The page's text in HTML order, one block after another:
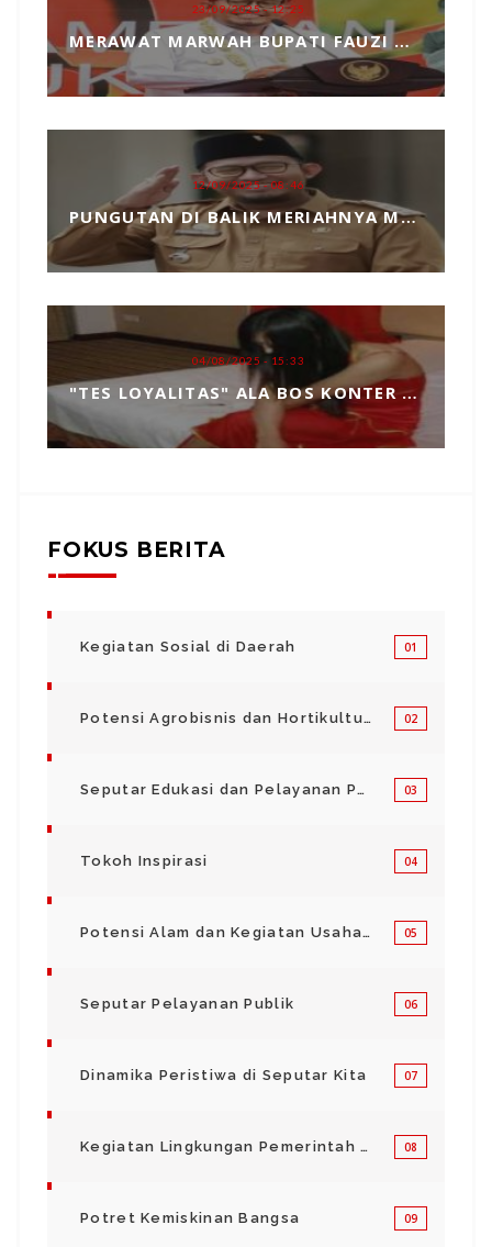
23/09/2025 - 12:25
MERAWAT MARWAH BUPATI FAUZI DARI TANGAN JAHIL PENYELENGGARA EVENT MCF 2025
12/09/2025 - 08:46
PUNGUTAN DI BALIK MERIAHNYA MADURA CULTURE FESTIVAL 2025 RP739 JUTA DAN PENGKHIANATAN TERHADAP BUPATI FAUZI
04/08/2025 - 15:33
"TES LOYALITAS" ALA BOS KONTER HP, TOPENG MANIPULASI BERKEDOK KEPERCAYAAN
FOKUS BERITA
Kegiatan Sosial di Daerah 01
Potensi Agrobisnis dan Hortikultura 02
Seputar Edukasi dan Pelayanan Pendidikan 03
Tokoh Inspirasi 04
Potensi Alam dan Kegiatan Usaha Kecil Menegah 05
Seputar Pelayanan Publik 06
Dinamika Peristiwa di Seputar Kita 07
Kegiatan Lingkungan Pemerintah Kabupaten di Indonesia 08
Potret Kemiskinan Bangsa 09